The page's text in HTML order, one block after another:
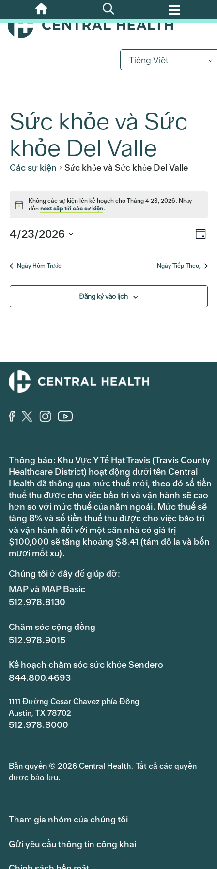
qua
nội
Tiếng Việt
Sức khỏe và Sức
khỏe Del Valle
Các sự kiện Sức khỏe và Sức khỏe Del Valle
Các
kiện
cho
2026
Để
Không các sự kiện lên kế hoạch cho Tháng 4 23, 2026. Nhảy
đếnnext sắp tới các sự kiện.
Sự
Ngày
4/23/2026
Ngày Hôm Trước Ngày Tiếp Theo,
Đăng ký vào lịch
Thông báo: Khu Vực Y Tế Hạt Travis (Travis County
Healthcare District) hoạt động dưới tên Central
Health đã thông qua mức thuế mới, theo đó số tiền
thuế thu được cho việc bảo trì và vận hành sẽ cao
hơn so với mức thuế của năm ngoái. Mức thuế sẽ
tăng 8% và số tiền thuế thu được cho việc bảo trì
và vận hành đối với một căn nhà có giá trị
$100,000 sẽ tăng khoảng $8.41 (tám đô la và bốn
mươi mốt xu).
Chúng tôi ở đây để giúp đỡ:
MAP và MAP Basic
512.978.8130
Chăm sóc cộng đồng
512.978.9015
Kế hoạch chăm sóc sức khỏe Sendero
844.800.4693
1111 Đường Cesar Chavez phía Đông
Austin, TX 78702
512.978.8000
Bản quyền © 2026 Central Health. Tất cả các quyền
được bảo lưu.
Tham gia nhóm của chúng tôi
Gửi yêu cầu thông tin công khai